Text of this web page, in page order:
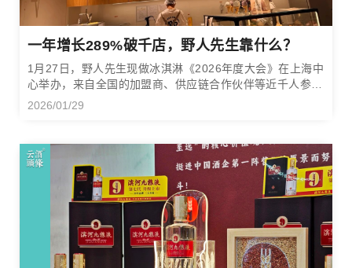
一年增长289%破千店，野人先生靠什么？
1月27日，野人先生现做冰淇淋《2026年度大会》在上海中
心举办，来自全国的加盟商、供应链合作伙伴等近千人参
会，凯中凯团队也受邀参加会议。
2026/01/29